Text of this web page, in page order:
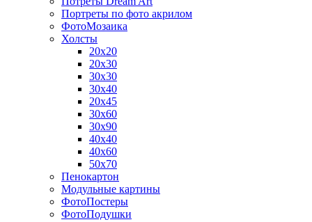
Портреты по фото акрилом
ФотоМозаика
Холсты
20х20
20х30
30х30
30х40
20х45
30х60
30х90
40х40
40х60
50х70
Пенокартон
Модульные картины
ФотоПостеры
ФотоПодушки